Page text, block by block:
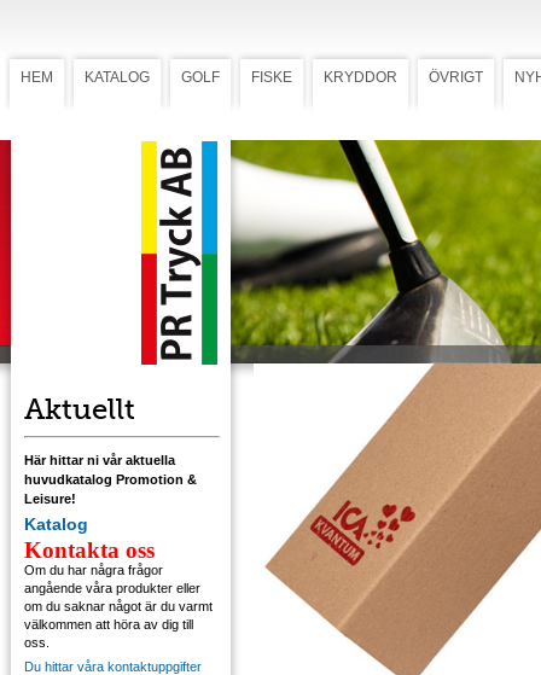
HEM KATALOG GOLF FISKE KRYDDOR ÖVRIGT
Aktuellt
Här hittar ni vår aktuella
huvudkatalog Promotion &
Leisure!
Katalog
Kontakta oss
Om du har några frågor
angående våra produkter eller
om du saknar något är du varmt
välkommen att höra av dig till
oss.
Du hittar våra kontaktuppgifter
Tee Kit I (Art.nr 220)
Startkit i miljöask med golfboll och nio
2 3/4 (70 mm). Kitet förädlas med 1-
boll och peggar. Flerfärgstryck mot tillägg